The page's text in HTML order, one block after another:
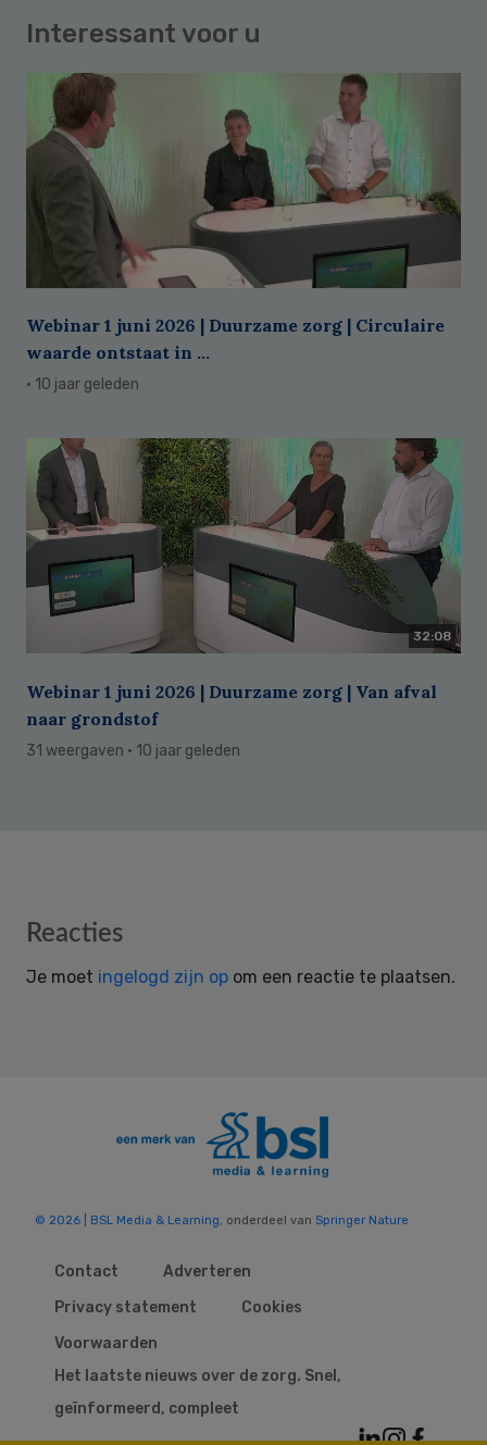
Interessant voor u
Webinar 1 juni 2026 | Duurzame zorg | Circulaire
waarde ontstaat in ...
· 10 jaar geleden
32:08
Webinar 1 juni 2026 | Duurzame zorg | Van afval
naar grondstof
31 weergaven · 10 jaar geleden
Reader
Reacties
Je moet ingelogd zijn op om een reactie te plaatsen.
© 2026 | BSL Media & Learning, onderdeel van Springer Nature
Contact
Adverteren
Privacy statement
Cookies
Voorwaarden
Het laatste nieuws over de zorg. Snel,
geïnformeerd, compleet